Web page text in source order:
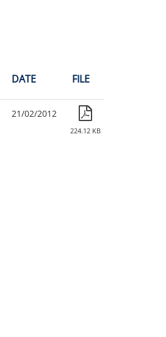
DATE FILE
21/02/2012
224.12 KB